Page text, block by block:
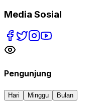
Media Sosial
Pengunjung
Hari Minggu Bulan